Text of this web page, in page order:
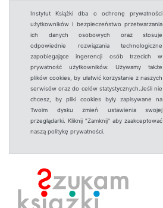
Instytut Książki dba o ochronę prywatności
użytkowników i bezpieczeństwo przetwarzania
ich danych osobowych oraz stosuje
odpowiednie rozwiązania technologiczne
zapobiegające ingerencji osób trzecich w
prywatność użytkowników. Używamy także
plików cookies, by ułatwić korzystanie z naszych
serwisów oraz do celów statystycznych.Jeśli nie
chcesz, by pliki cookies były zapisywane na
Twoim dysku zmień ustawienia swojej
przeglądarki. Kliknij "Zamknij" aby zaakceptować
naszą politykę prywatności.